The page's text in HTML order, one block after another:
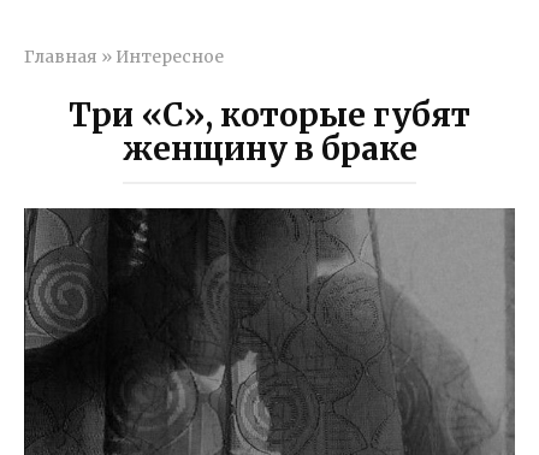
Главная » Интересное
Три «С», которые губят
женщину в браке